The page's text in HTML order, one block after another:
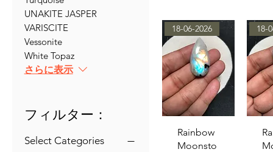
UNAKITE JASPER
VARISCITE
Vessonite
White Topaz
さらに表示
フィルター：
Select Categories
クイックビュー
18-06-2026
Rainbow
Moonsto
ク
18-